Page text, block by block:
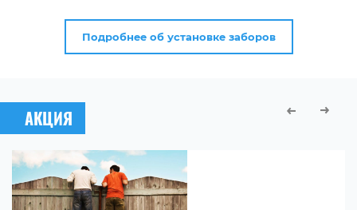
Подробнее об установке заборов
АКЦИЯ